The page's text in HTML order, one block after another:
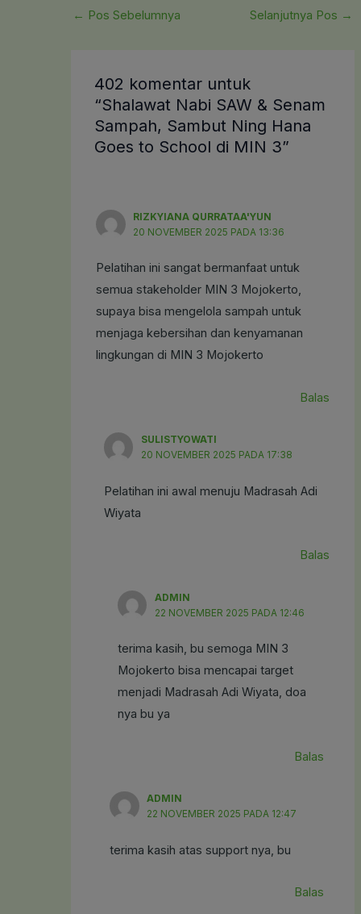
← Pos Sebelumnya Selanjutnya Pos →
402 komentar untuk
“Shalawat Nabi SAW & Senam
Sampah, Sambut Ning Hana
Goes to School di MIN 3”
RIZKYIANA QURRATAA'YUN
20 NOVEMBER 2025 PADA 13:36
Pelatihan ini sangat bermanfaat untuk
semua stakeholder MIN 3 Mojokerto,
supaya bisa mengelola sampah untuk
menjaga kebersihan dan kenyamanan
lingkungan di MIN 3 Mojokerto
Balas
SULISTYOWATI
20 NOVEMBER 2025 PADA 17:38
Pelatihan ini awal menuju Madrasah Adi
Wiyata
Balas
ADMIN
22 NOVEMBER 2025 PADA 12:46
terima kasih, bu semoga MIN 3
Mojokerto bisa mencapai target
menjadi Madrasah Adi Wiyata, doa
nya bu ya
Balas
ADMIN
22 NOVEMBER 2025 PADA 12:47
terima kasih atas support nya, bu
Balas